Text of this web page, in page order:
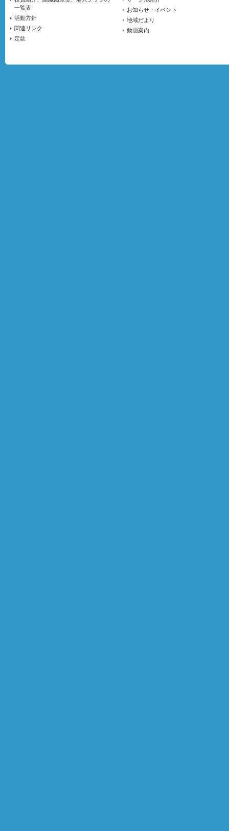
一覧表
活動方針
関連リンク
定款
お知らせ・イベント
地域だより
動画案内